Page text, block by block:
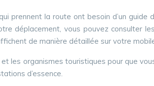
la route ont besoin d’un guide
déplacement, vous pouvez consulter
de manière détaillée sur votre
les organismes touristiques pour que
d’essence.